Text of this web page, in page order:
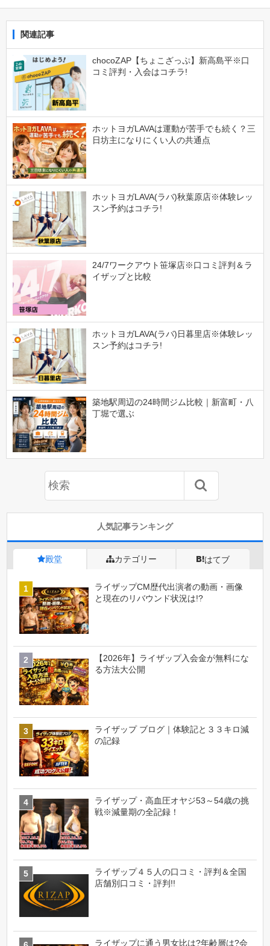
関連記事
chocoZAP【ちょこざっぷ】新高島平※口
コミ評判・入会はコチラ!
ホットヨガLAVAは運動が苦手でも続く？三
日坊主になりにくい人の共通点
ホットヨガLAVA(ラバ)秋葉原店※体験レッ
スン予約はコチラ!
24/7ワークアウト笹塚店※口コミ評判＆ラ
イザップと比較
ホットヨガLAVA(ラバ)日暮里店※体験レッ
スン予約はコチラ!
築地駅周辺の24時間ジム比較｜新富町・八
丁堀で選ぶ
人気記事ランキング
殿堂 カテゴリー はてブ
ライザップCM歴代出演者の動画・画像
と現在のリバウンド状況は!?
【2026年】ライザップ入会金が無料にな
る方法大公開
ライザップ ブログ｜体験記と３３キロ減
の記録
ライザップ・高血圧オヤジ53～54歳の挑
戦※減量期の全記録！
ライザップ４５人の口コミ・評判＆全国
店舗別口コミ・評判!!
ライザップに通う男女比は?年齢層は?会